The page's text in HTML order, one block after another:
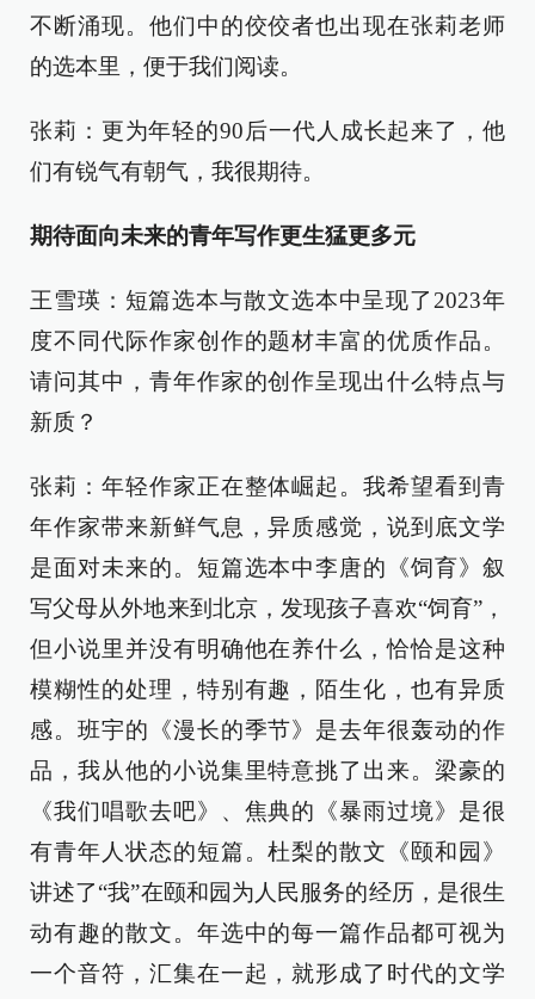
不断涌现。他们中的佼佼者也出现在张莉老师
的选本里，便于我们阅读。
张莉：更为年轻的90后一代人成长起来了，他
们有锐气有朝气，我很期待。
期待面向未来的青年写作更生猛更多元
王雪瑛：短篇选本与散文选本中呈现了2023年
度不同代际作家创作的题材丰富的优质作品。
请问其中，青年作家的创作呈现出什么特点与
新质？
张莉：年轻作家正在整体崛起。我希望看到青
年作家带来新鲜气息，异质感觉，说到底文学
是面对未来的。短篇选本中李唐的《饲育》叙
写父母从外地来到北京，发现孩子喜欢“饲育”，
但小说里并没有明确他在养什么，恰恰是这种
模糊性的处理，特别有趣，陌生化，也有异质
感。班宇的《漫长的季节》是去年很轰动的作
品，我从他的小说集里特意挑了出来。梁豪的
《我们唱歌去吧》、焦典的《暴雨过境》是很
有青年人状态的短篇。杜梨的散文《颐和园》
讲述了“我”在颐和园为人民服务的经历，是很生
动有趣的散文。年选中的每一篇作品都可视为
一个音符，汇集在一起，就形成了时代的文学